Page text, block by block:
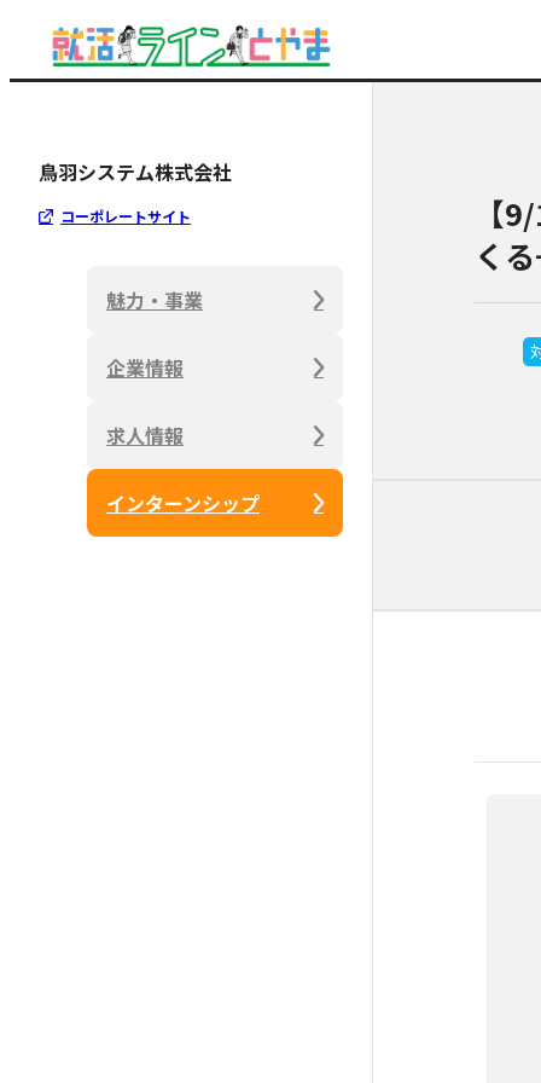
鳥羽システム株式会社
コーポレートサイト
魅力・事業
企業情報
求人情報
インターンシップ
【
く